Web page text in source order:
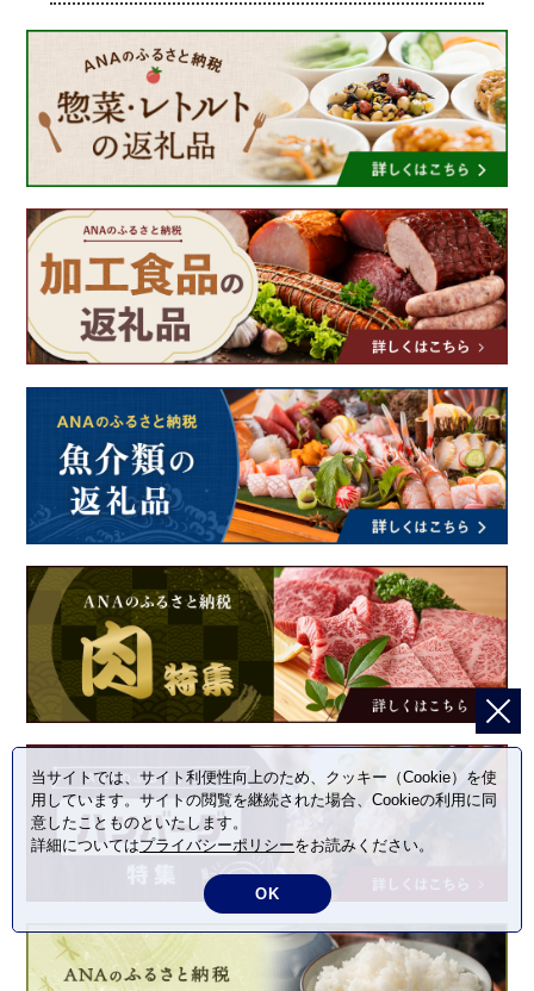
当サイトでは、サイト利便性向上のため、クッキー（Cookie）を使
用しています。サイトの閲覧を継続された場合、Cookieの利用に同
意したことものといたします。
詳細についてはプライバシーポリシーをお読みください。
OK